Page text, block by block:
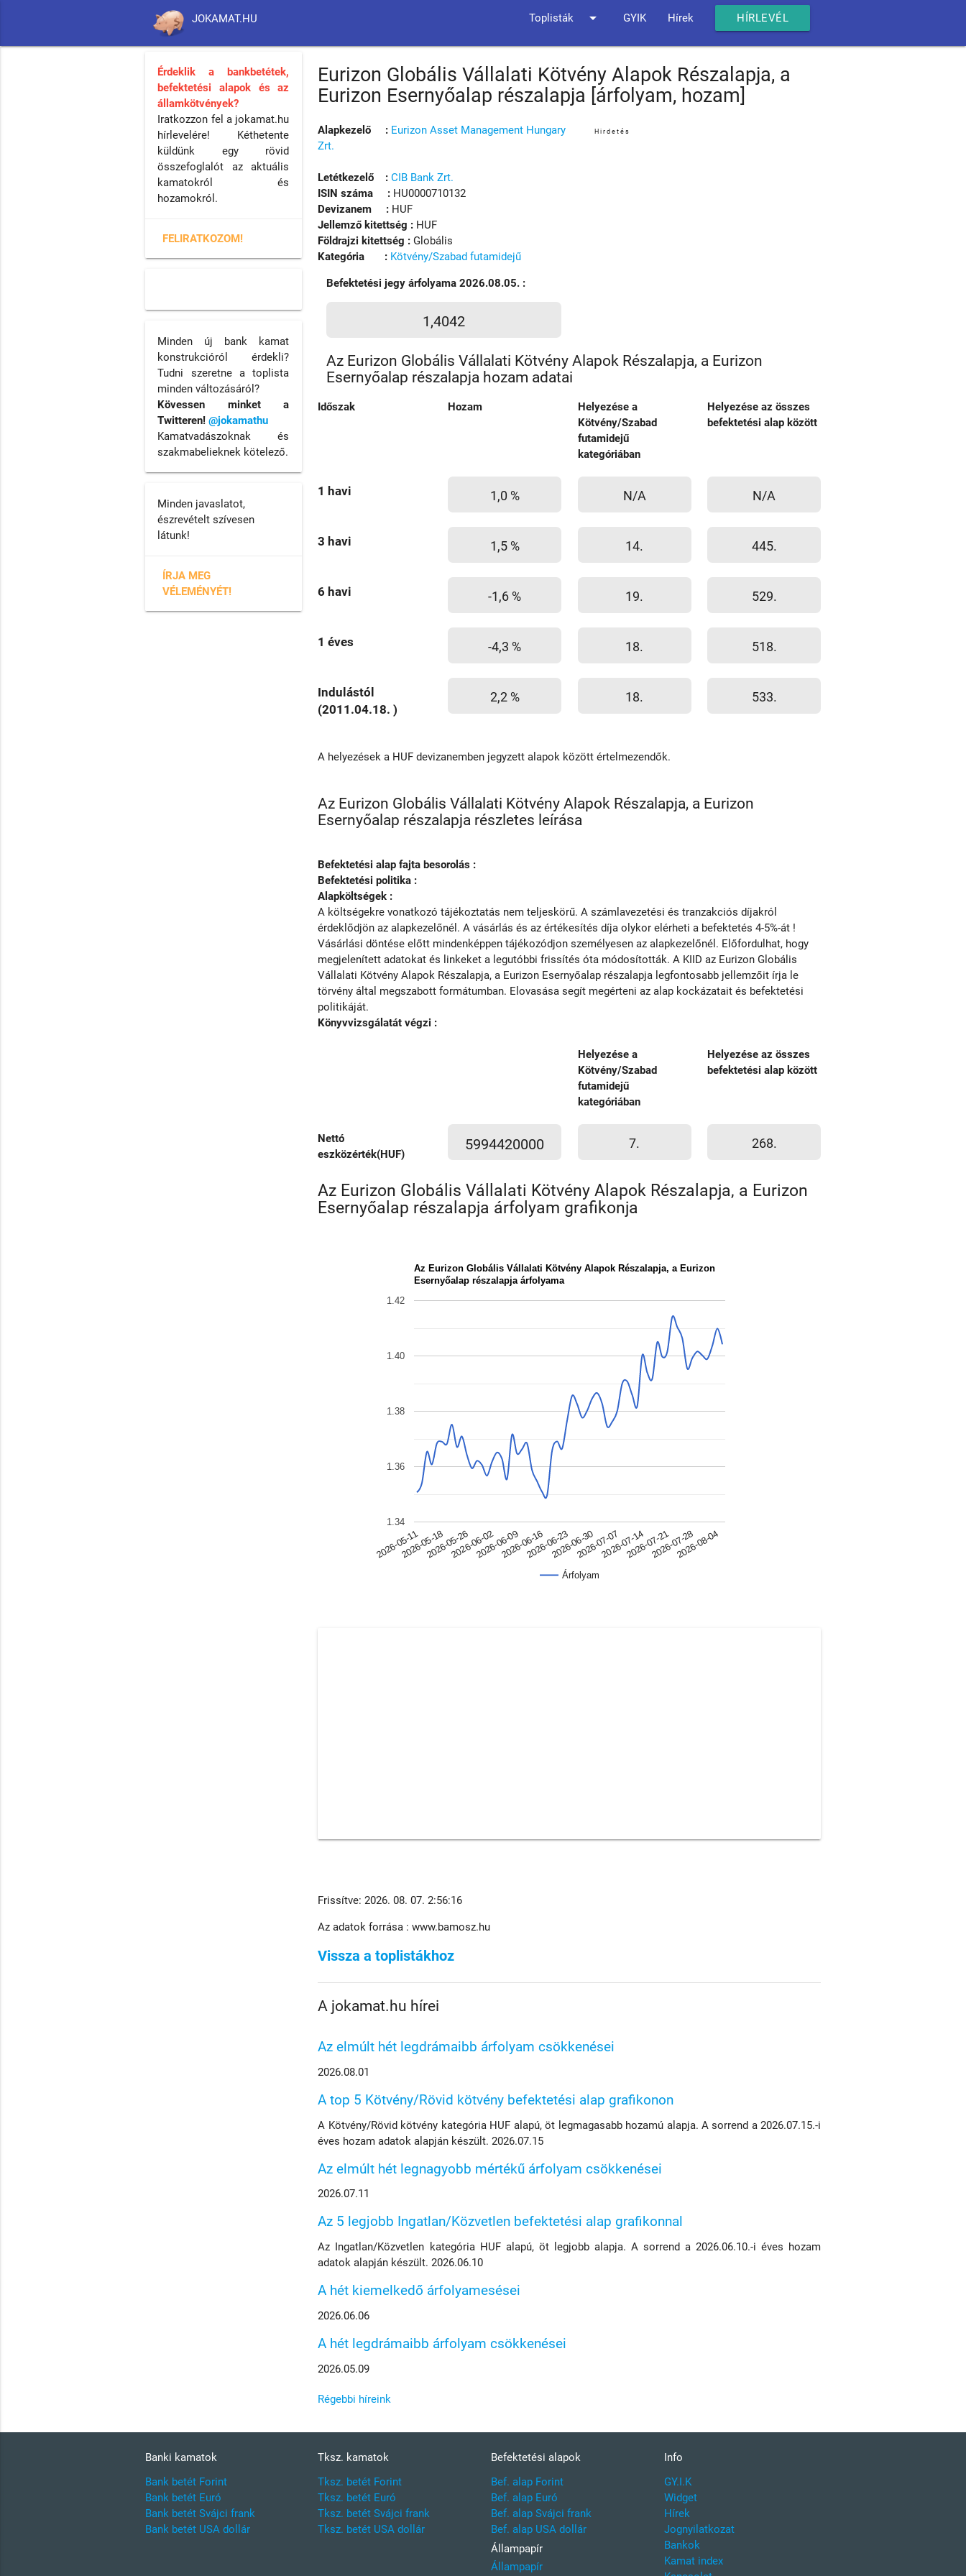
JOKAMAT.HU Toplisták arrow_drop_down GYIK Hírek HÍRLEVÉL
Eurizon Globális Vállalati Kötvény Alapok Részalapja, a
Eurizon Esernyőalap részalapja [árfolyam, hozam]
Hirdetés
Alapkezelő : Eurizon Asset Management Hungary
Zrt.
Letétkezelő : CIB Bank Zrt.
ISIN száma : HU0000710132
Devizanem : HUF
Jellemző kitettség : HUF
Földrajzi kitettség :Globális
Kategória : Kötvény/Szabad futamidejű
Befektetési jegy árfolyama 2026.08.05. :
1,4042
Az Eurizon Globális Vállalati Kötvény Alapok Részalapja, a Eurizon
Esernyőalap részalapja hozam adatai
Időszak Hozam
Helyezése a
Kötvény/Szabad
futamidejű
kategóriában
Helyezése az összes
befektetési alap között
1 havi 1,0 % N/A N/A
3 havi 1,5 % 14. 445.
6 havi -1,6 % 19. 529.
1 éves -4,3 % 18. 518.
Indulástól
(2011.04.18. )
2,2 % 18. 533.
A helyezések a HUF devizanemben jegyzett alapok között értelmezendők.
Az Eurizon Globális Vállalati Kötvény Alapok Részalapja, a Eurizon
Esernyőalap részalapja részletes leírása
Befektetési alap fajta besorolás :
Befektetési politika :
Alapköltségek :
A költségekre vonatkozó tájékoztatás nem teljeskörű. A számlavezetési és tranzakciós díjakról
érdeklődjön az alapkezelőnél. A vásárlás és az értékesítés díja olykor elérheti a befektetés 4-5%-át !
Vásárlási döntése előtt mindenképpen tájékozódjon személyesen az alapkezelőnél. Előfordulhat, hogy
megjelenített adatokat és linkeket a legutóbbi frissítés óta módosították. A KIID az Eurizon Globális
Vállalati Kötvény Alapok Részalapja, a Eurizon Esernyőalap részalapja legfontosabb jellemzőit írja le
törvény által megszabott formátumban. Elovasása segít megérteni az alap kockázatait és befektetési
politikáját.
Könyvvizsgálatát végzi :
Helyezése a
Kötvény/Szabad
futamidejű
kategóriában
Helyezése az összes
befektetési alap között
Nettó
eszközérték(HUF)
5994420000 7. 268.
Az Eurizon Globális Vállalati Kötvény Alapok Részalapja, a Eurizon
Esernyőalap részalapja árfolyam grafikonja
Az Eurizon Globális Vállalati Kötvény Alapok Részalapja, a Eurizon
Esernyőalap részalapja árfolyama
Árfolyam
2026-05-112026-05-182026-05-262026-06-022026-06-092026-06-162026-06-232026-06-302026-07-072026-07-142026-07-212026-07-282026-08-04
1.34
1.36
1.38
1.40
1.42
Frissítve: 2026. 08. 07. 2:56:16
Az adatok forrása : www.bamosz.hu
Vissza a toplistákhoz
A jokamat.hu hírei
Az elmúlt hét legdrámaibb árfolyam csökkenései
2026.08.01
A top 5 Kötvény/Rövid kötvény befektetési alap grafikonon
A Kötvény/Rövid kötvény kategória HUF alapú, öt legmagasabb hozamú alapja. A sorrend a 2026.07.15.-i
éves hozam adatok alapján készült. 2026.07.15
Az elmúlt hét legnagyobb mértékű árfolyam csökkenései
2026.07.11
Az 5 legjobb Ingatlan/Közvetlen befektetési alap grafikonnal
Az Ingatlan/Közvetlen kategória HUF alapú, öt legjobb alapja. A sorrend a 2026.06.10.-i éves hozam
adatok alapján készült. 2026.06.10
A hét kiemelkedő árfolyamesései
2026.06.06
A hét legdrámaibb árfolyam csökkenései
2026.05.09
Régebbi híreink
Érdeklik a bankbetétek,
befektetési alapok és az
államkötvények?
Iratkozzon fel a jokamat.hu
hírlevelére! Kéthetente
küldünk egy rövid
összefoglalót az aktuális
kamatokról és
hozamokról.
FELIRATKOZOM!
Minden új bank kamat
konstrukcióról érdekli?
Tudni szeretne a toplista
minden változásáról?
Kövessen minket a
Twitteren!@jokamathu
Kamatvadászoknak és
szakmabelieknek kötelező.
Minden javaslatot,
észrevételt szívesen
látunk!
ÍRJA MEG
VÉLEMÉNYÉT!
Banki kamatok
Bank betét Forint
Bank betét Euró
Bank betét Svájci frank
Bank betét USA dollár
Tksz. kamatok
Tksz. betét Forint
Tksz. betét Euró
Tksz. betét Svájci frank
Tksz. betét USA dollár
Befektetési alapok
Bef. alap Forint
Bef. alap Euró
Bef. alap Svájci frank
Bef. alap USA dollár
Állampapír
Állampapír
Info
GY.I.K
Widget
Hírek
Jognyilatkozat
Bankok
Kamat index